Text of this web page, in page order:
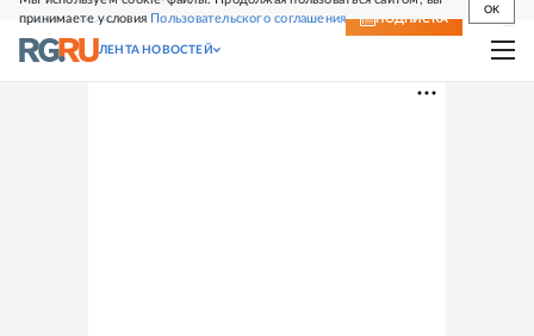
принимаете условия Пользовательского соглашения
OK
СВЕЖИЙ НОМЕР ПОДПИСКА
ЛЕНТА НОВОСТЕЙ